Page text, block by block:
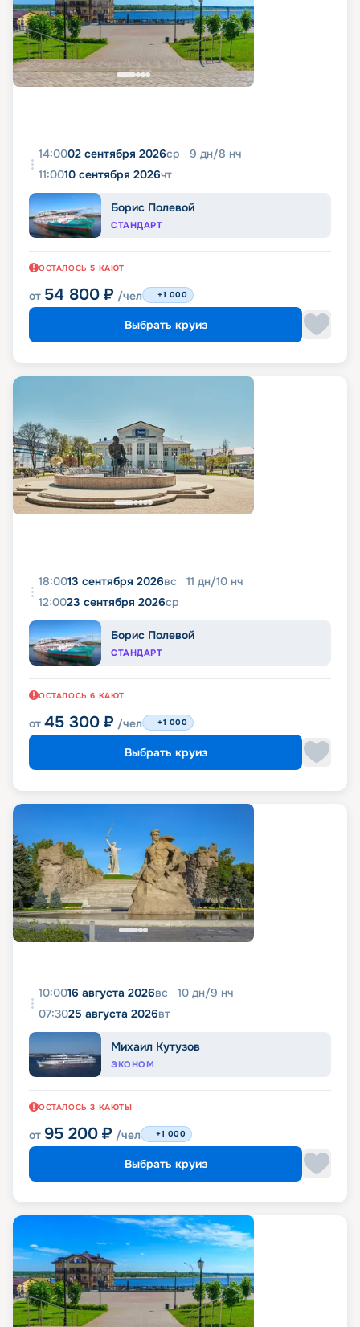
14:0002 сентября 2026ср 9 дн/8 нч
11:0010 сентября 2026чт
Борис Полевой
СТАНДАРТ
ОСТАЛОСЬ 5 КАЮТ
от 54 800 ₽ /чел +1 000
Выбрать круиз
18:0013 сентября 2026вс 11 дн/10 нч
12:0023 сентября 2026ср
Борис Полевой
СТАНДАРТ
ОСТАЛОСЬ 6 КАЮТ
от 45 300 ₽ /чел +1 000
Выбрать круиз
10:0016 августа 2026вс 10 дн/9 нч
07:3025 августа 2026вт
Михаил Кутузов
ЭКОНОМ
ОСТАЛОСЬ 3 КАЮТЫ
от 95 200 ₽ /чел +1 000
Выбрать круиз